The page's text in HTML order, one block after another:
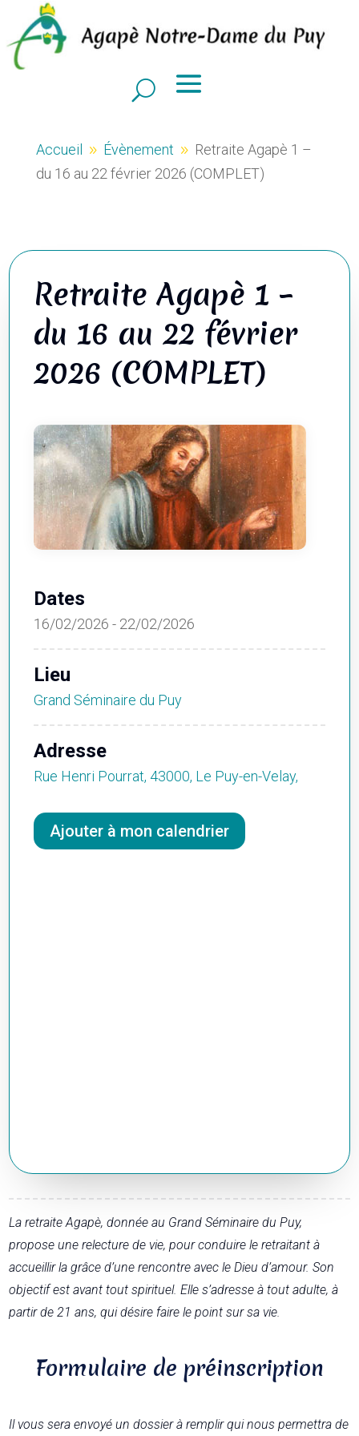
Accueil 9 Évènement 9 Retraite Agapè 1 –
du 16 au 22 février 2026 (COMPLET)
Retraite Agapè 1 –
du 16 au 22 février
2026 (COMPLET)
Dates
16/02/2026 - 22/02/2026
Lieu
Grand Séminaire du Puy
Adresse
Rue Henri Pourrat, 43000, Le Puy-en-Velay,
Ajouter à mon calendrier
La retraite Agapè, donnée au Grand Séminaire du Puy,
propose une relecture de vie, pour conduire le retraitant à
accueillir la grâce d’une rencontre avec le Dieu d’amour. Son
objectif est avant tout spirituel. Elle s’adresse à tout adulte, à
partir de 21 ans, qui désire faire le point sur sa vie.
Formulaire de préinscription
Il vous sera envoyé un dossier à remplir qui nous permettra de